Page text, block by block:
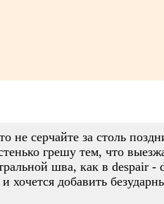
не серчайте за столь
грешу тем, что
шва, как в despair
добавить